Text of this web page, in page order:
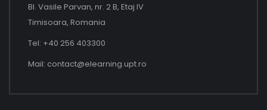
Bl. Vasile Parvan, nr. 2 B, Etaj IV
Timisoara, Romania
Tel: +40 256 403300
Mail: contact@elearning.upt.ro